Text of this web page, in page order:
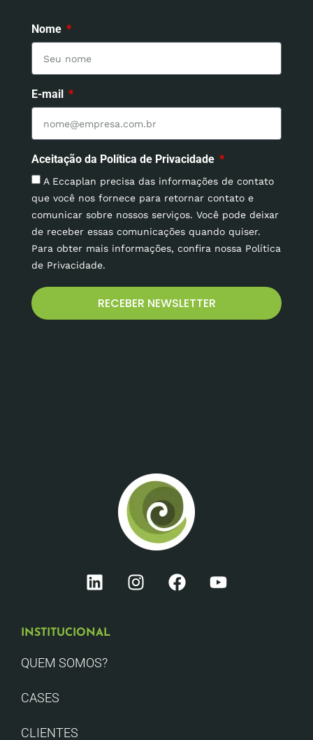
Nome
E-mail
Aceitação da Política de Privacidade
A Eccaplan precisa das informações de contato
que você nos fornece para retornar contato e
comunicar sobre nossos serviços. Você pode deixar
de receber essas comunicações quando quiser.
Para obter mais informações, confira nossa Política
de Privacidade.
RECEBER NEWSLETTER
INSTITUCIONAL
QUEM SOMOS?
CASES
CLIENTES